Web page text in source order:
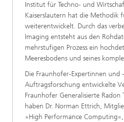
Institut für Techno- und
Kaiserslautern hat die Methodik
weiterentwickelt. Durch das
Imaging entsteht aus den
mehrstufigen Prozess ein
Meeresbodens und seines
Die Fraunhofer-Expertinnen und
Auftragsforschung entwickelte
Fraunhofer Generalisierte Radon
haben Dr. Norman Ettrich,
»High Performance Computing«,